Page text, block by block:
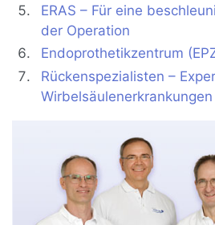
ERAS – Für eine
der Operation
Endoprothetikzentrum
Rückenspezialisten –
Wirbelsäulenerkrankungen